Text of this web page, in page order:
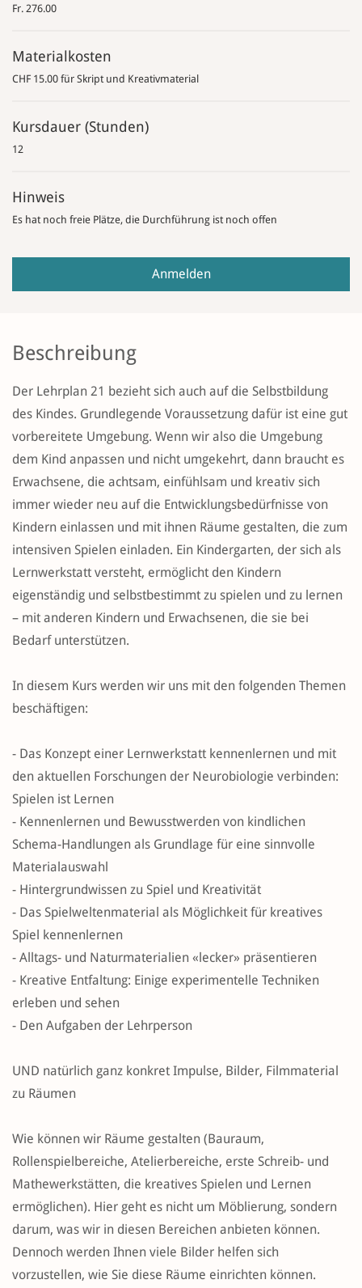
Fr. 276.00
Materialkosten
CHF 15.00 für Skript und Kreativmaterial
Kursdauer (Stunden)
12
Hinweis
Es hat noch freie Plätze, die Durchführung ist noch offen
Anmelden
Beschreibung
Der Lehrplan 21 bezieht sich auch auf die Selbstbildung
des Kindes. Grundlegende Voraussetzung dafür ist eine gut
vorbereitete Umgebung. Wenn wir also die Umgebung
dem Kind anpassen und nicht umgekehrt, dann braucht es
Erwachsene, die achtsam, einfühlsam und kreativ sich
immer wieder neu auf die Entwicklungsbedürfnisse von
Kindern einlassen und mit ihnen Räume gestalten, die zum
intensiven Spielen einladen. Ein Kindergarten, der sich als
Lernwerkstatt versteht, ermöglicht den Kindern
eigenständig und selbstbestimmt zu spielen und zu lernen
– mit anderen Kindern und Erwachsenen, die sie bei
Bedarf unterstützen.
In diesem Kurs werden wir uns mit den folgenden Themen
beschäftigen:
- Das Konzept einer Lernwerkstatt kennenlernen und mit
den aktuellen Forschungen der Neurobiologie verbinden:
Spielen ist Lernen
- Kennenlernen und Bewusstwerden von kindlichen
Schema-Handlungen als Grundlage für eine sinnvolle
Materialauswahl
- Hintergrundwissen zu Spiel und Kreativität
- Das Spielweltenmaterial als Möglichkeit für kreatives
Spiel kennenlernen
- Alltags- und Naturmaterialien «lecker» präsentieren
- Kreative Entfaltung: Einige experimentelle Techniken
erleben und sehen
- Den Aufgaben der Lehrperson
UND natürlich ganz konkret Impulse, Bilder, Filmmaterial
zu Räumen
Wie können wir Räume gestalten (Bauraum,
Rollenspielbereiche, Atelierbereiche, erste Schreib- und
Mathewerkstätten, die kreatives Spielen und Lernen
ermöglichen). Hier geht es nicht um Möblierung, sondern
darum, was wir in diesen Bereichen anbieten können.
Dennoch werden Ihnen viele Bilder helfen sich
vorzustellen, wie Sie diese Räume einrichten können.